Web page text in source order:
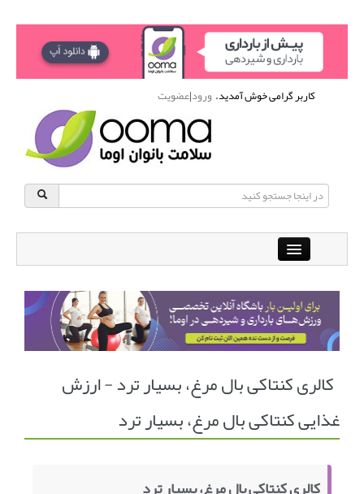
کاربر گرامی خوش آمدید.ورود|عضویت
باشگاه آنلاین ورزشی اوما
دانشنامه سلامت بانوان پرسش و پاسخ
انجمن متخصصین زنان و اوما انتخاب نام کودک
فهرست مواد غذایی اپلیکیشن بارداری و کودک اوما
کالری کنتاکی بال مرغ، بسیار ترد - ارزش
غذایی کنتاکی بال مرغ، بسیار ترد